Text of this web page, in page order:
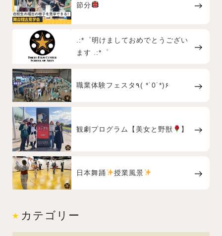
節分
.:*゜明けましておめでとうござい
ます .:*゜
職業体験フェスタ٩( *˙0˙*)۶
観劇プログラム【美女と野獣 】
日本舞踊 授業風景
カテゴリー